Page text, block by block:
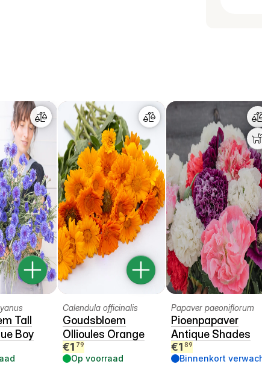
Tall
Boy
Calendula officinalis
Goudsbloem
Ollioules Orange
€1 79
Op voorraad
Papaver paeoniflorum
Pioenpapaver
Antique Shades
€1 89
Binnenkort